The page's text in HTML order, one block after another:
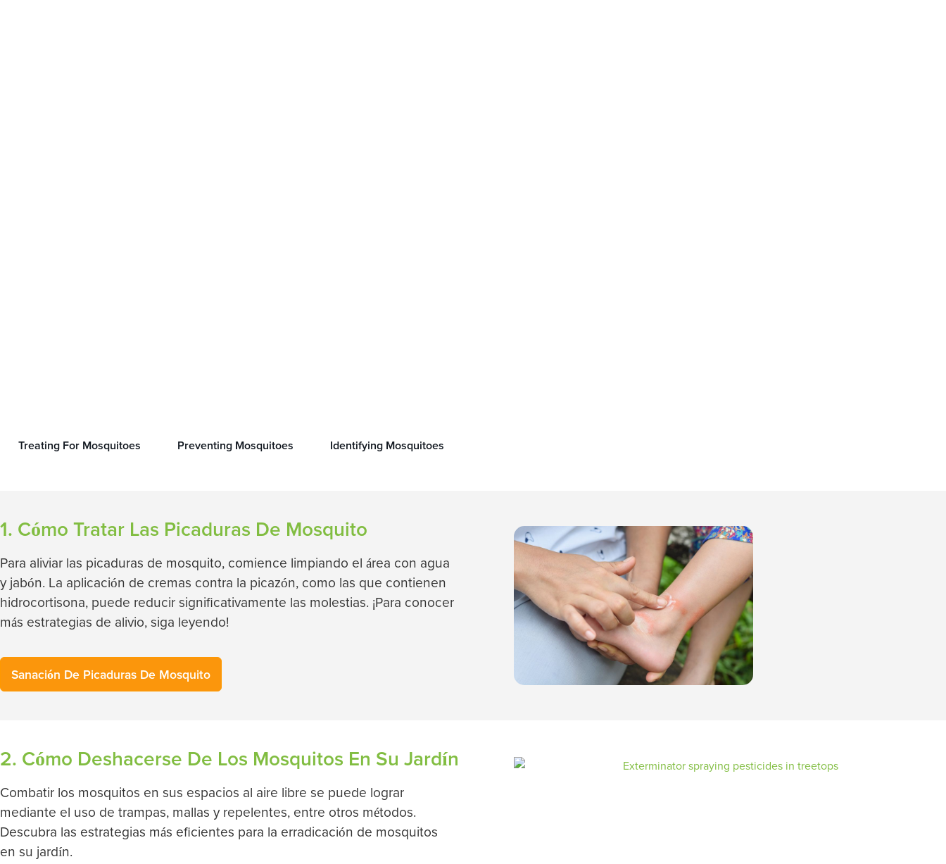
Treating For Mosquitoes Preventing Mosquitoes Identifying Mosquitoes
1. Cómo Tratar Las Picaduras De Mosquito
Para aliviar las picaduras de mosquito, comience limpiando el área con agua
y jabón. La aplicación de cremas contra la picazón, como las que contienen
hidrocortisona, puede reducir significativamente las molestias. ¡Para conocer
más estrategias de alivio, siga leyendo!
Sanación De Picaduras De Mosquito
2. Cómo Deshacerse De Los Mosquitos En Su Jardín
Combatir los mosquitos en sus espacios al aire libre se puede lograr
mediante el uso de trampas, mallas y repelentes, entre otros métodos.
Descubra las estrategias más eficientes para la erradicación de mosquitos
en su jardín.